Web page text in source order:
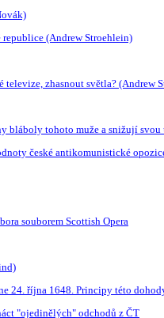
(Andrew Stroehlein)
zhasnout světla? (Andrew
bláboly tohoto muže a snižují
české antikomunistické
souborem Scottish Opera
24. října 1648. Principy této
"ojedinělých" odchodů z ČT